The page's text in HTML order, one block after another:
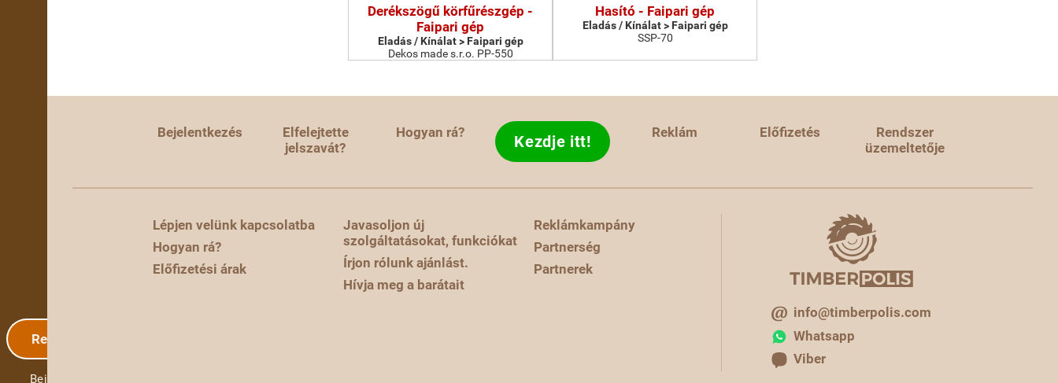
Regisztráció
Bejelentkezés
Derékszögű körfűrészgép -
Faipari gép
Eladás / Kínálat > Faipari gép
Dekos made s.r.o. PP-550
Hasító - Faipari gép
Eladás / Kínálat > Faipari gép
SSP-70
Bejelentkezés
Elfelejtette
jelszavát?
Hogyan rá? Kezdje itt! Reklám Előfizetés
Rendszer
üzemeltetője
Lépjen velünk kapcsolatba
Hogyan rá?
Előfizetési árak
Javasoljon új
szolgáltatásokat, funkciókat
Írjon rólunk ajánlást.
Hívja meg a barátait
Reklámkampány
Partnerség
Partnerek
info@timberpolis.com
Whatsapp
Viber